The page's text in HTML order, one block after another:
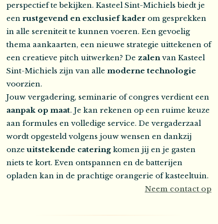
perspectief te bekijken. Kasteel Sint-Michiels biedt je
eenrustgevend en exclusief kader om gesprekken
in alle sereniteit te kunnen voeren. Een gevoelig
thema aankaarten, een nieuwe strategie uittekenen of
een creatieve pitch uitwerken? De zalenvan Kasteel
Sint-Michiels zijn van allemoderne technologie
voorzien.
Jouw vergadering, seminarie of congres verdient een
aanpak op maat. Je kan rekenen op een ruime keuze
aan formules en volledige service. De vergaderzaal
wordt opgesteld volgens jouw wensen en dankzij
onzeuitstekende cateringkomen jij en je gasten
niets te kort. Even ontspannen en de batterijen
opladen kan in de prachtige orangerie of kasteeltuin.
Neem contact op